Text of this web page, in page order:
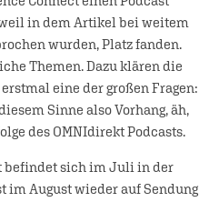
in dem Artikel bei weitem
wurden, Platz fanden.
Themen. Dazu klären die
eine der großen Fragen:
Sinne also Vorhang, äh,
des OMNIdirekt Podcasts.
befindet sich im Juli in der
im August wieder auf Sendung